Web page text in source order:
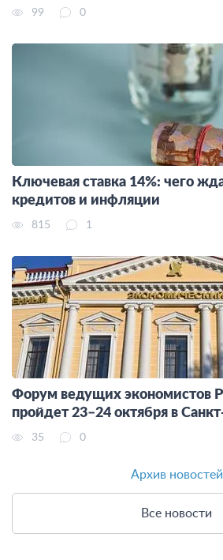
99 0
Ключевая ставка 14%: чего
кредитов и инфляции
815 1
Форум ведущих экономистов
пройдет 23–24 октября в
35 0
Архив новостей
Все новости